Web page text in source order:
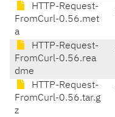
HTTP-Request-
FromCurl-0.56.met
a
HTTP-Request-
FromCurl-0.56.rea
dme
HTTP-Request-
FromCurl-0.56.tar.g
z